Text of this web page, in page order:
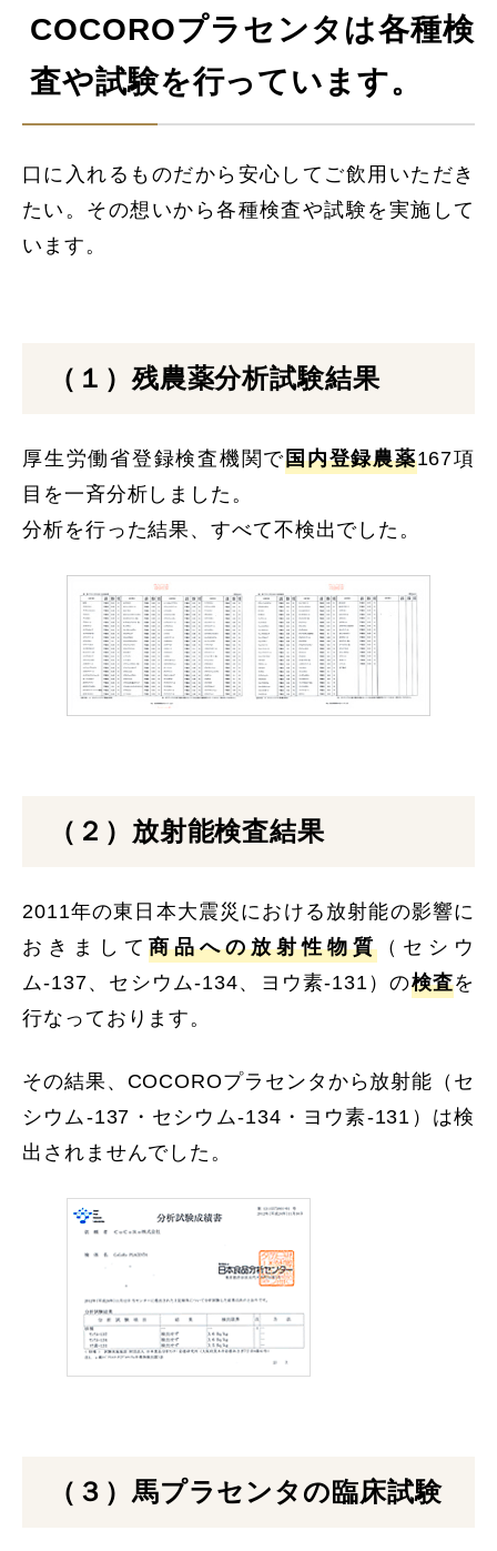
COCOROプラセンタは各種検
査や試験を行っています。
口に入れるものだから安心してご飲用いただき
たい。その想いから各種検査や試験を実施して
います。
（１）残農薬分析試験結果
厚生労働省登録検査機関で国内登録農薬167項
目を一斉分析しました。
分析を行った結果、すべて不検出でした。
（２）放射能検査結果
2011年の東日本大震災における放射能の影響に
おきまして商品への放射性物質 （セシウ
ム-137、セシウム-134、ヨウ素-131）の検査を
行なっております。
その結果、COCOROプラセンタから放射能（セ
シウム-137・セシウム-134・ヨウ素-131）は検
出されませんでした。
（３）馬プラセンタの臨床試験